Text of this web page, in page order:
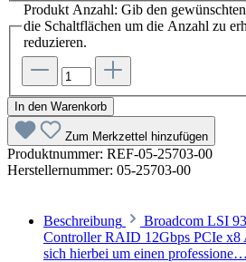
Produkt Anzahl: Gib den
die Schaltflächen um die Anzahl zu
reduzieren.
In den Warenkorb
Zum Merkzettel hinzufügen
Produktnummer: REF-05-25703-00
Herstellernummer: 05-25703-00
Beschreibung
Broadcom LSI
Controller RAID 12Gbps PCIe x8
sich hierbei um einen professione…